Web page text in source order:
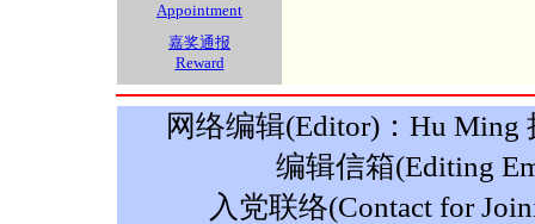
Appointment
嘉奖通报
Reward
网络编辑(Editor)：Hu Ming
编辑信箱(Editing
入党联络(Contact for